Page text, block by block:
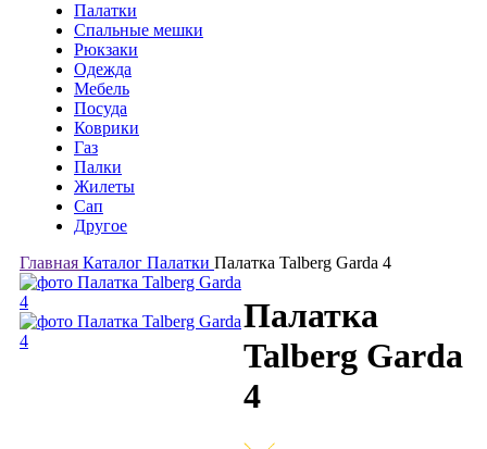
Палатки
Спальные мешки
Рюкзаки
Одежда
Мебель
Посуда
Коврики
Газ
Палки
Жилеты
Сап
Другое
Главная Каталог Палатки Палатка Talberg Garda 4
Палатка
Talberg Garda
4